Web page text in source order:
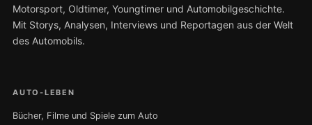
Motorsport, Oldtimer, Youngtimer und Automobilgeschichte.
Mit Storys, Analysen, Interviews und Reportagen aus der Welt
des Automobils.
AUTO-LEBEN
Bücher, Filme und Spiele zum Auto